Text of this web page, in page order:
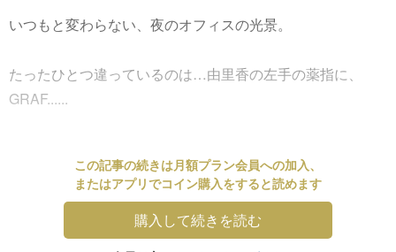
いつもと変わらない、夜のオフィスの光景。
たったひとつ違っているのは…由里香の左手の薬指に、
GRAF......
この記事の続きは月額プラン会員への加入、
またはアプリでコイン購入をすると読めます
購入して続きを読む